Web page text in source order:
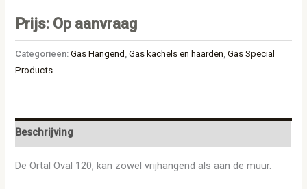
Prijs: Op aanvraag
Categorieën:Gas Hangend ,Gas kachels en haarden ,Gas Special
Products
Beschrijving
De Ortal Oval 120, kan zowel vrijhangend als aan de muur.